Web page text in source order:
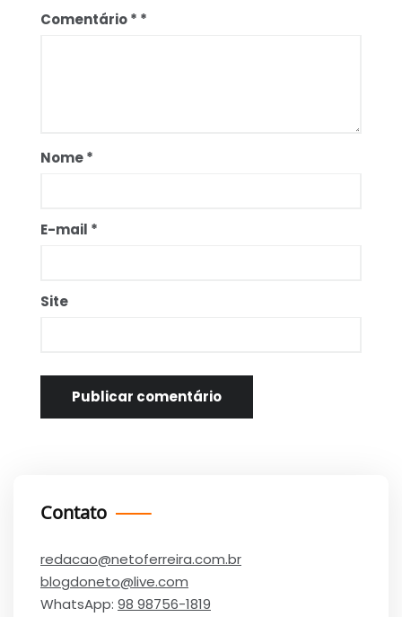
Comentário*
Nome*
E-mail *
Site
Contato
redacao@netoferreira.com.br
blogdoneto@live.com
WhatsApp: 98 98756-1819